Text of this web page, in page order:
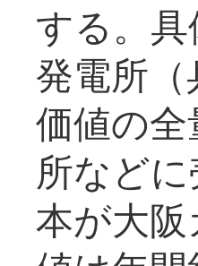
する。
発電所
価値の
所など
本が大